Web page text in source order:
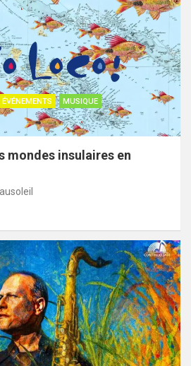
ÉVÉNEMENTS MUSIQUE
mondes insulaires en